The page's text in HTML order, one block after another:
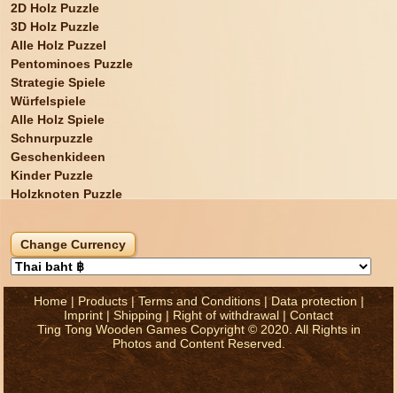
2D Holz Puzzle
3D Holz Puzzle
Alle Holz Puzzel
Pentominoes Puzzle
Strategie Spiele
Würfelspiele
Alle Holz Spiele
Schnurpuzzle
Geschenkideen
Kinder Puzzle
Holzknoten Puzzle
Home|Products|Terms and Conditions|Data protection |
Imprint|Shipping| Right of withdrawal|Contact
Ting Tong Wooden Games Copyright © 2020. All Rights in
Photos and Content Reserved.